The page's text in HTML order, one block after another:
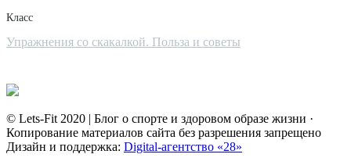
Класс
Упражнения со скакалкой. Польза и советы
© Lets-Fit 2020 | Блог о спорте и здоровом образе жизни ·
Копирование материалов сайта без разрешения запрещено
Дизайн и поддержка: Digital-агентство «28»